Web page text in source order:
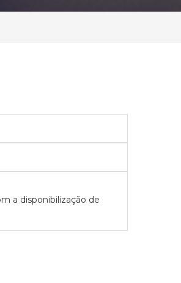
a disponibilização de